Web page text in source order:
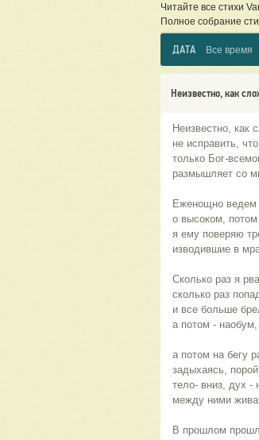
Читайте все стихи
Полное собрание
ДАТА Все время
Неизвестно, как
Неизвестно, как
не исправить,
только Бог-
размышляет со
Еженощно ведем
о высоком,
я ему поверяю
изводившие в
Сколько раз я
сколько раз
и все больше
а потом - наобум,
а потом на бегу
задыхаясь,
тело- вниз, дух -
между ними
В прошлом